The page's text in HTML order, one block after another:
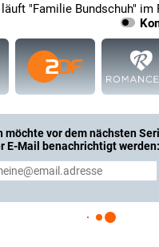
"Familie Bundschuh" im
möchte vor dem nächsten
E-Mail benachrichtigt werden: